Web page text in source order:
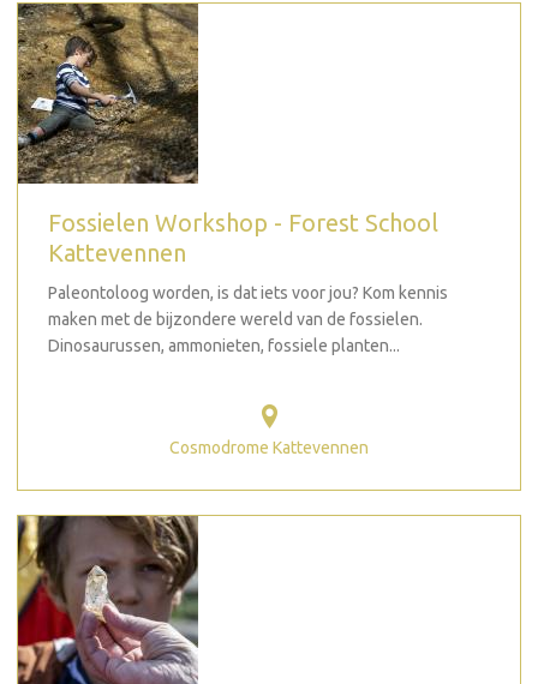
Fossielen Workshop - Forest School
Kattevennen
Paleontoloog worden, is dat iets voor jou? Kom kennis
maken met de bijzondere wereld van de fossielen.
Dinosaurussen, ammonieten, fossiele planten...
Cosmodrome Kattevennen